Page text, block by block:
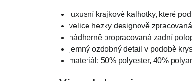
luxusní krajkové kalhotky, které
velice hezky designově
nádherně propracovaná zadní
jemný ozdobný detail v podobě
materiál: 50% polyester, 40%